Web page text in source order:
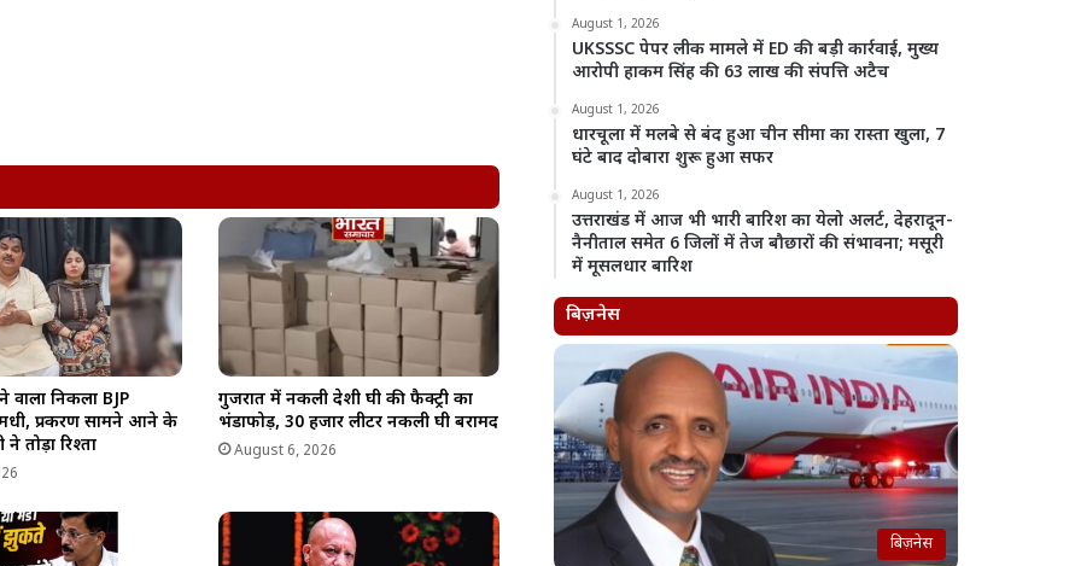
वाला निकला BJP
प्रकरण सामने आने के
ने तोड़ा रिश्ता
गुजरात में नकली देशी घी की फैक्ट्री का
भंडाफोड़, 30 हजार लीटर नकली घी बरामद
August 6, 2026
August 1, 2026
UKSSSC पेपर लीक मामले में ED की बड़ी कार्रवाई, मुख्य
आरोपी हाकम सिंह की 63 लाख की संपत्ति अटैच
August 1, 2026
धारचूला में मलबे से बंद हुआ चीन सीमा का रास्ता खुला, 7
घंटे बाद दोबारा शुरू हुआ सफर
August 1, 2026
उत्तराखंड में आज भी भारी बारिश का येलो अलर्ट, देहरादून-
नैनीताल समेत 6 जिलों में तेज बौछारों की संभावना; मसूरी
में मूसलधार बारिश
बिज़नेस
बिज़नेस